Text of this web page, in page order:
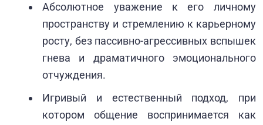
Абсолютное уважение к его личному
пространству и стремлению к карьерному
росту, без пассивно-агрессивных вспышек
гнева и драматичного эмоционального
отчуждения.
Игривый и естественный подход, при
котором общение воспринимается как